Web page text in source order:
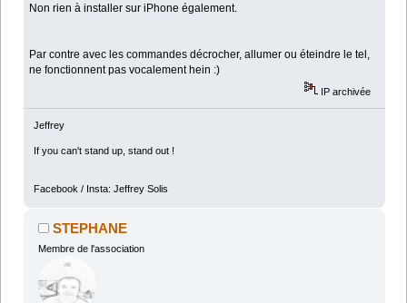
Non rien à installer sur iPhone également.
Par contre avec les commandes décrocher, allumer ou éteindre le tel,
ne fonctionnent pas vocalement hein :)
IP archivée
Jeffrey
If you can't stand up, stand out !
Facebook / Insta: Jeffrey Solis
STEPHANE
Membre de l'association